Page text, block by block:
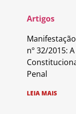
Artigos
nº 32/2015:
Penal
LEIA MAIS